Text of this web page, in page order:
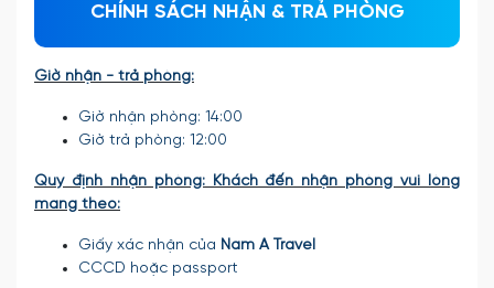
CHÍNH SÁCH NHẬN & TRẢ PHÒNG
Giờ nhận - trả phòng:
Giờ nhận phòng: 14:00
Giờ trả phòng: 12:00
Quy định nhận phòng: Khách đến nhận phòng vui lòng
mang theo:
Giấy xác nhận của Nam A Travel
CCCD hoặc passport